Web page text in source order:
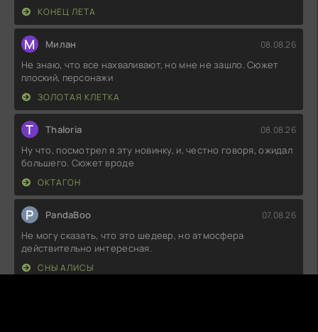
КОНЕЦ ЛЕТА
М Милан 08.08.26
Не знаю, что все нахваливают, но мне не зашло. Сюжет
плоский, персонажи
ЗОЛОТАЯ КЛЕТКА
T Thaloria 08.08.26
Ну что, посмотрел я эту новинку, и, честно говоря, ожидал
большего. Сюжет вроде
ОКТАГОН
P PandaBoo 07.08.26
Не могу сказать, что это шедевр, но атмосфера
действительно интересная.
СНЫ АЛИСЫ